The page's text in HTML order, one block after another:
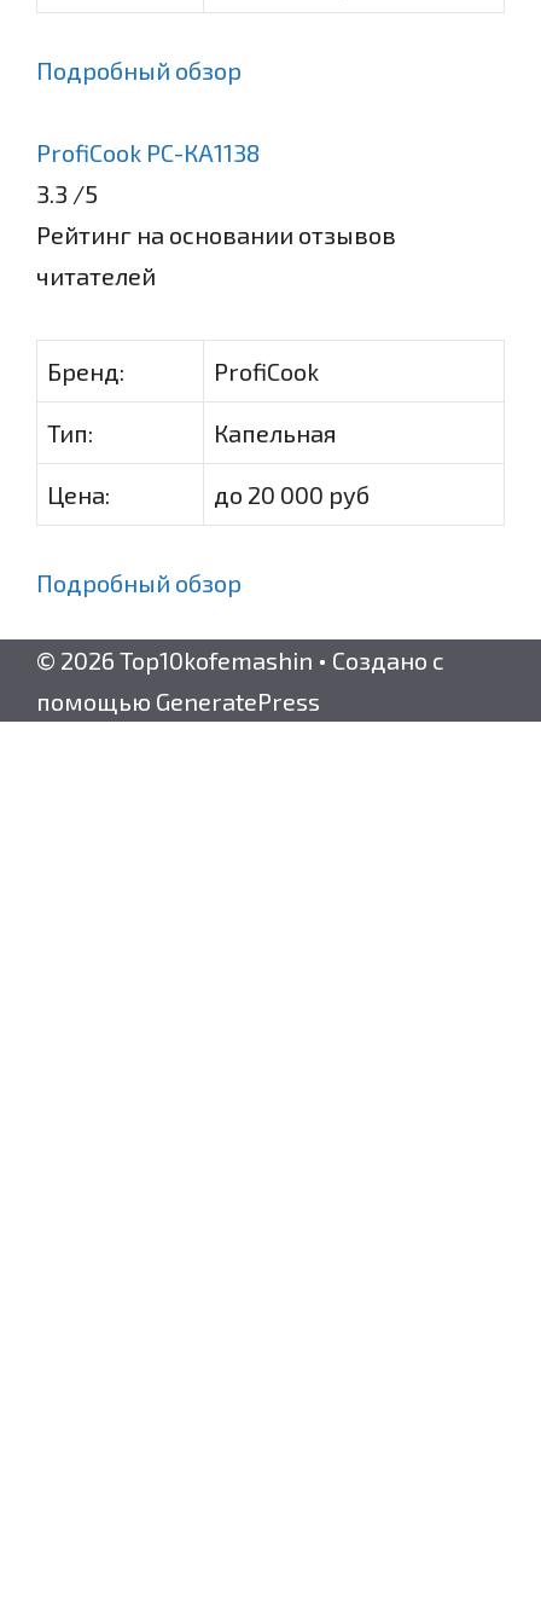
Подробный обзор
ProfiCook PC-КА1138
3.3 /5
Рейтинг на основании отзывов
читателей
Бренд: ProfiCook
Тип: Капельная
Цена: до 20 000 руб
Подробный обзор
© 2026 Top10kofemashin • Создано с
помощью GeneratePress